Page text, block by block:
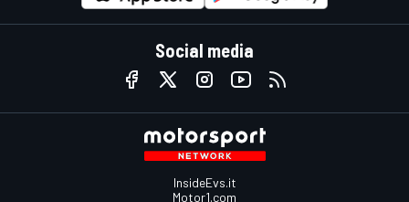
Social media
InsideEvs.it
Motor1.com